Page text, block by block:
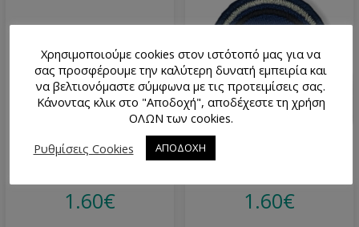
Θερμοκολλητικό Μοτιφ
1.60€
Θερμοκολλητικό Μοτιφ Μπλε
1.60€
Χρησιμοποιούμε cookies στον ιστότοπό μας για να
σας προσφέρουμε την καλύτερη δυνατή εμπειρία και
να βελτιονόμαστε σύμφωνα με τις προτειμίσεις σας.
Κάνοντας κλικ στο "Αποδοχή", αποδέχεστε τη χρήση
ΟΛΩΝ των cookies.
Ρυθμίσεις Cookies
ΑΠΟΔΟΧΗ